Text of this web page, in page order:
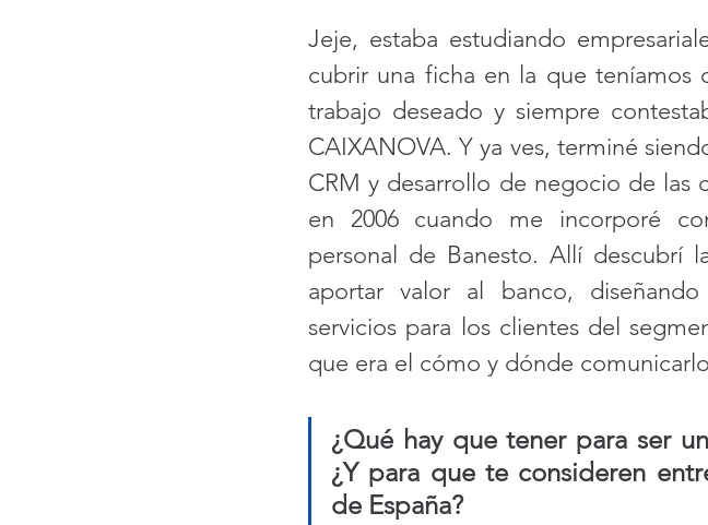
Jeje, estaba estudiando
cubrir una ficha en la que teníamos
trabajo deseado y siempre
CAIXANOVA. Y ya ves, terminé
CRM y desarrollo de negocio de las
en 2006 cuando me incorporé
personal de Banesto. Allí descubrí
aportar valor al banco,
servicios para los clientes del
que era el cómo y dónde
¿Qué hay que tener para ser
¿Y para que te consideren
de España?